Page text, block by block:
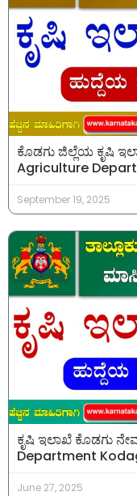
ಕೊಡಗು ಜಿಲ್ಲೆಯ ಕೃಷಿ
Agriculture
September 19, 2025
ಕೃಷಿ ಇಲಾಖೆ ಕೊಡಗು
Department
June 27, 2025